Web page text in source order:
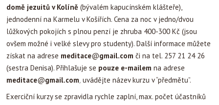
domě jezuitů v Kolíně (bývalém kapucínském klášteře),
jednodenní na Karmelu v Košířích. Cena za noc v jedno/dvou
lůžkových pokojích s plnou penzí je zhruba 400-300 Kč (jsou
ovšem možné i velké slevy pro studenty). Další informace můžete
získat na adrese meditace@gmail.com či na tel. 257 21 24 26
(sestra Denisa). Přihlašuje se pouze e-mailem na adrese
meditace@gmail.com, uvádějte název kurzu v “předmětu”.
Exerciční kurzy se zpravidla rychle zaplní, max. počet účastníků